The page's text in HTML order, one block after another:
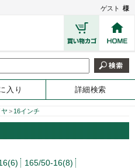
ゲスト 様
入り 詳細検索
> 16インチ
165/50-16(8)